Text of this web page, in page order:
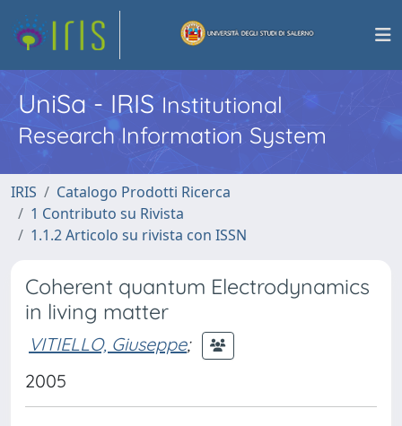
UniSa - IRISInstitutional
Research Information System
IRIS
Catalogo Prodotti Ricerca
1 Contributo su Rivista
1.1.2 Articolo su rivista con ISSN
Coherent quantum Electrodynamics
in living matter
VITIELLO, Giuseppe;
2005